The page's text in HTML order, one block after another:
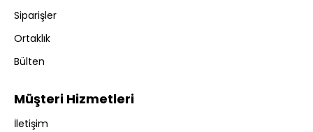
Siparişler
Ortaklık
Bülten
Müşteri Hizmetleri
İletişim